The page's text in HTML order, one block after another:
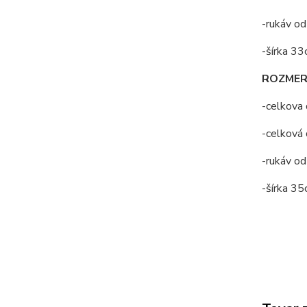
-rukáv
-šírka
-celkova
-celková
-rukáv
-šírka